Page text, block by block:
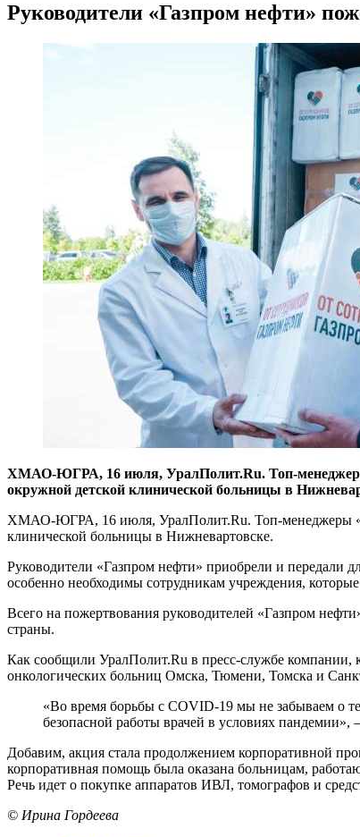
Руководители «Газпром нефти»
ХМАО-ЮГРА, 16 июля, УралПолит.Ru. Топ-менеджеры
окружной детской клинической больницы в
ХМАО-ЮГРА, 16 июля, УралПолит.Ru. Топ-менеджеры
клинической больницы в Нижневартовске.
Руководители «Газпром нефти» приобрели и передали
особенно необходимы сотрудникам учреждения,
Всего на пожертвования руководителей «Газпром
страны.
Как сообщили УралПолит.Ru в пресс-службе
онкологических больниц Омска, Тюмени, Томска и
«Во время борьбы с COVID-19 мы не забываем о
безопасной работы врачей в условиях
Добавим, акция стала продолжением корпоративной
корпоративная помощь была оказана больницам,
Речь идет о покупке аппаратов ИВЛ, томографов и
© Ирина Гордеева